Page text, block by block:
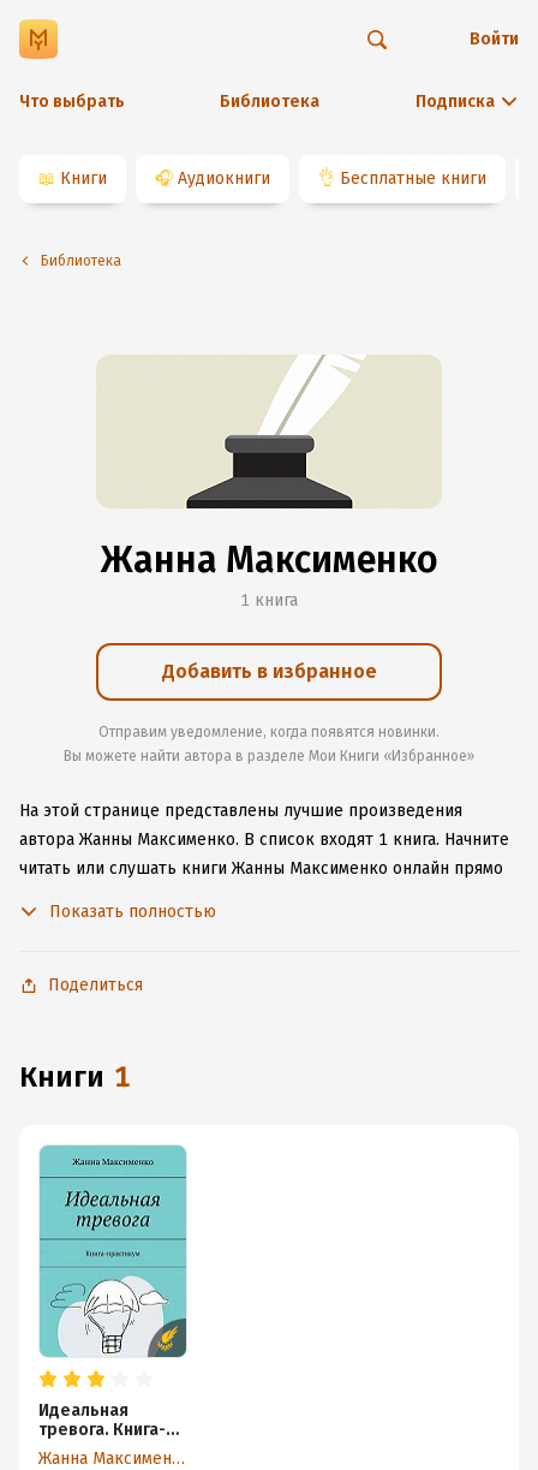
Что выбрать Библиотека Подписка
Войти
📖 Книги 🎧 Аудиокниги 👌 Бесплатные книги
Библиотека
Жанна Максименко
1 книга
Добавить в избранное
Отправим уведомление, когда появятся новинки.
Вы можете найти автора в разделе Мои Книги «Избранное»
На этой странице представлены лучшие произведения
автора Жанны Максименко. В список входят 1 книга. Начните
читать или слушать книги Жанны Максименко онлайн прямо
Показать полностью
Поделиться
книги 1
Идеальная
тревога. Книга-
практикум
Жанна Максименко